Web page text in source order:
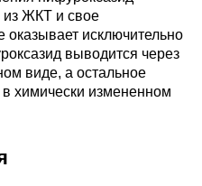
из ЖКТ и свое
оказывает исключительно
выводится через
виде, а остальное
химически измененном